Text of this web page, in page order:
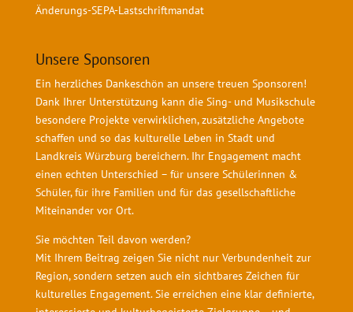
Änderungs-SEPA-Lastschriftmandat
Unsere Sponsoren
Ein herzliches Dankeschön an unsere treuen Sponsoren!
Dank Ihrer Unterstützung kann die Sing- und Musikschule
besondere Projekte verwirklichen, zusätzliche Angebote
schaffen und so das kulturelle Leben in Stadt und
Landkreis Würzburg bereichern. Ihr Engagement macht
einen echten Unterschied – für unsere Schülerinnen &
Schüler, für ihre Familien und für das gesellschaftliche
Miteinander vor Ort.
Sie möchten Teil davon werden?
Mit Ihrem Beitrag zeigen Sie nicht nur Verbundenheit zur
Region, sondern setzen auch ein sichtbares Zeichen für
kulturelles Engagement. Sie erreichen eine klar definierte,